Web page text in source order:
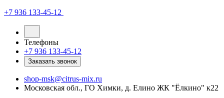
+7 936 133-45-12
Телефоны
+7 936 133-45-12
Заказать звонок
shop-msk@citrus-mix.ru
Московская обл., ГО Химки, д. Елино ЖК "Ёлкино" к22